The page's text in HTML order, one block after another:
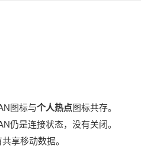
图标与个人热点图标共存。
仍是连接状态，没有关闭。
享移动数据。